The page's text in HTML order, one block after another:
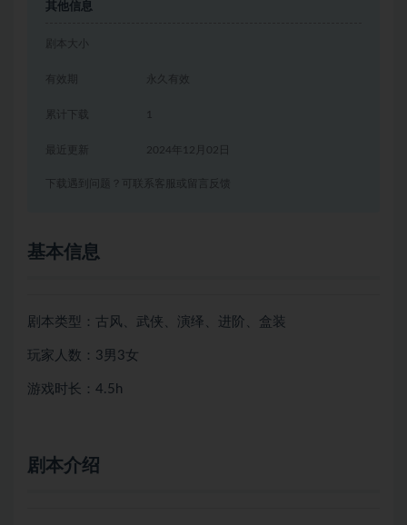
其他信息
剧本大小
有效期 永久有效
累计下载 1
2024年12月02日
下载遇到问题？可联系客服或留言反馈
基本信息
剧本类型：古风、武侠、演绎、进阶、盒装
玩家人数：3男3女
游戏时长：4.5h
剧本介绍